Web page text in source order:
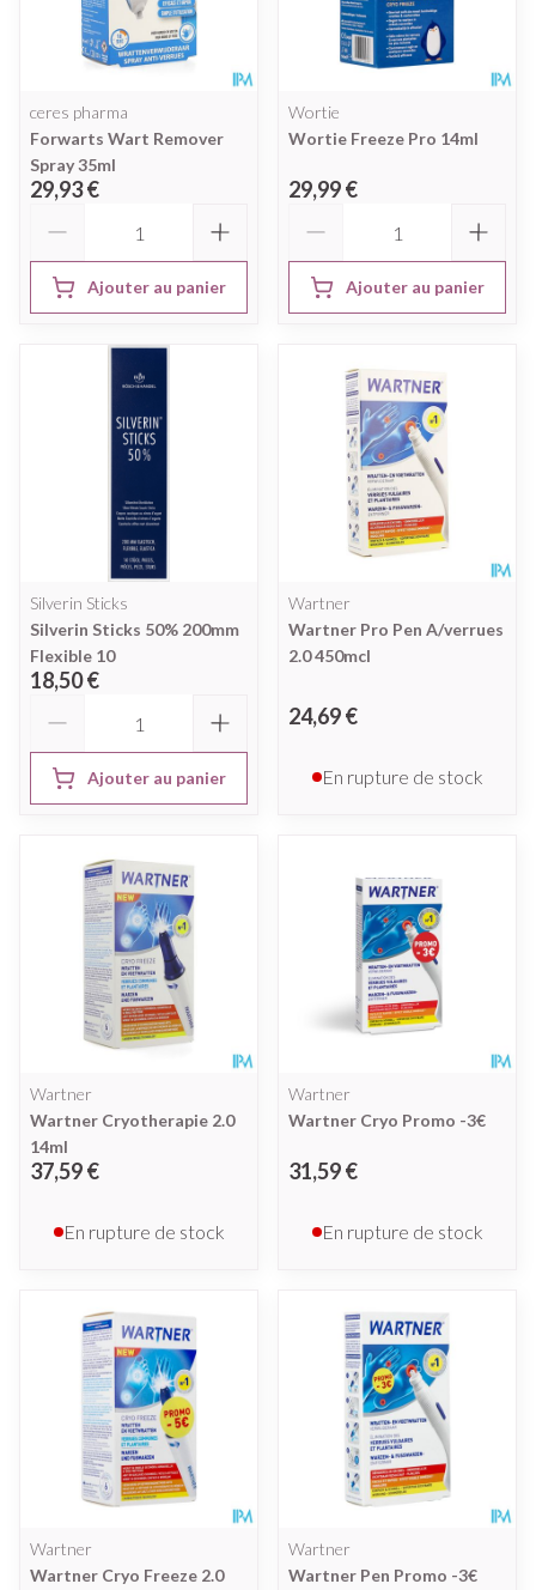
ceres pharma
Forwarts Wart Remover
Spray 35ml
29,93 €
Ajouter au panier
Wortie
Wortie Freeze Pro 14ml
29,99 €
Ajouter au panier
Silverin Sticks
Silverin Sticks 50% 200mm
Flexible 10
18,50 €
Ajouter au panier
Wartner
Wartner Pro Pen A/verrues
2.0 450mcl
24,69 €
En rupture de stock
Wartner
Wartner Cryotherapie 2.0
14ml
37,59 €
En rupture de stock
Wartner
Wartner Cryo Promo -3€
31,59 €
En rupture de stock
Wartner
Wartner Cryo Freeze 2.0
Wartner
Wartner Pen Promo -3€